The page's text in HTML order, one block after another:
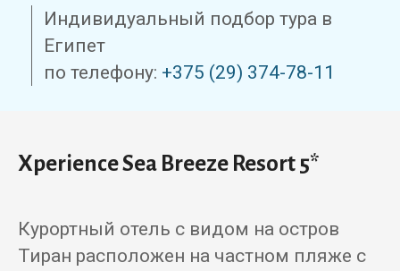
Индивидуальный подбор тура в
Египет
по телефону: +375 (29) 374-78-11
Xperience Sea Breeze Resort 5*
Курортный отель с видом на остров
Тиран расположен на частном пляже с